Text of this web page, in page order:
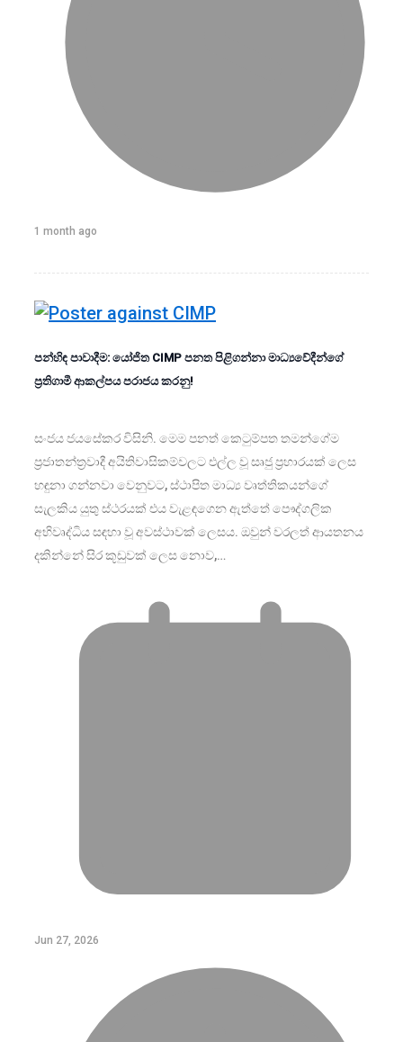
1 month ago
පන්හිඳ පාවාදීම: යෝජිත CIMP පනත පිළිගන්නා මාධ්‍යවේදීන්ගේ
ප්‍රතිගාමී ආකල්පය පරාජය කරනු!
​සංජය ජයසේකර විසිනි. මෙම පනත් කෙටුම්පත තමන්ගේම
ප්‍රජාතන්ත්‍රවාදී අයිතිවාසිකම්වලට එල්ල වූ සෘජු ප්‍රහාරයක් ලෙස
හඳුනා ගන්නවා වෙනුවට, ස්ථාපිත මාධ්‍ය වෘත්තිකයන්ගේ
සැලකිය යුතු ස්ථරයක් එය වැළඳගෙන ඇත්තේ පෞද්ගලික
අභිවෘද්ධිය සඳහා වූ අවස්ථාවක් ලෙසය. ඔවුන් වරලත් ආයතනය
දකින්නේ සිර කූඩුවක් ලෙස නොව,…
Jun 27, 2026